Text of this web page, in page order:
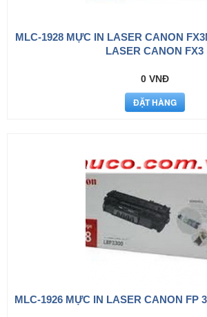
MLC-1928 MỰC IN LASER CANON
LASER CANON FX3
0 VNĐ
MLC-1926 MỰC IN LASER CANON FP